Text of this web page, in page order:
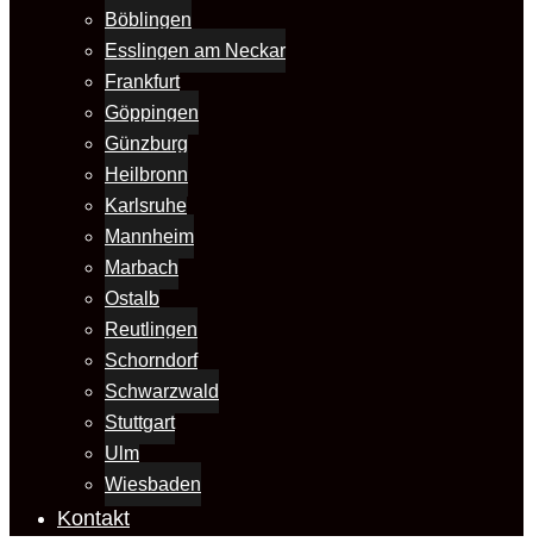
Böblingen
Esslingen am Neckar
Frankfurt
Göppingen
Günzburg
Heilbronn
Karlsruhe
Mannheim
Marbach
Ostalb
Reutlingen
Schorndorf
Schwarzwald
Stuttgart
Ulm
Wiesbaden
Kontakt